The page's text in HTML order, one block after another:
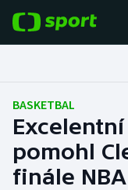
Fotbal
Hokej
Tenis
BASKETBAL
pomohl
finále NBA